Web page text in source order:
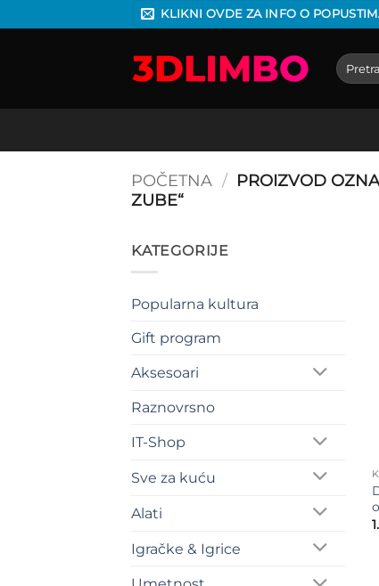
na
KLIKNI OVDE ZA INFO O
Pretraga
za:
POČETNA / PROIZVOD
ZUBE“
KATEGORIJE
Popularna kultura
Gift program
Aksesoari
Raznovrsno
IT-Shop
Sve za kuću
Alati
Igračke & Igrice